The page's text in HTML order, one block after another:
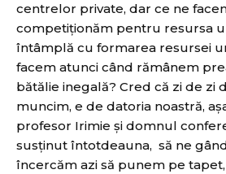
centrelor private, dar ce ne
competiționăm pentru resursa
întâmplă cu formarea resursei
facem atunci când rămânem
bătălie inegală? Cred că zi de zi
muncim, e de datoria noastră,
profesor Irimie și domnul
susținut întotdeauna, să ne
încercăm azi să punem pe